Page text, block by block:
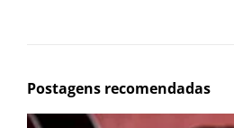
Postagens recomendadas